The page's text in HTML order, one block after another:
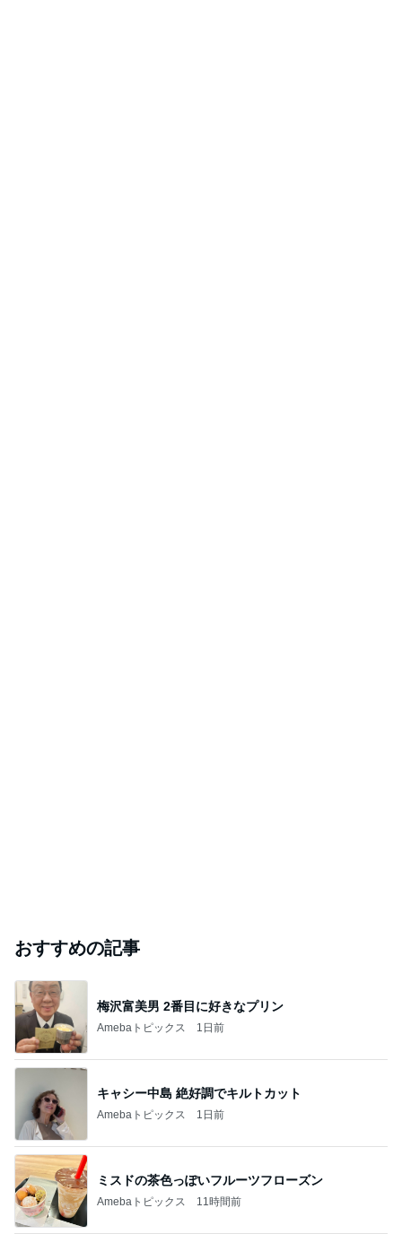
おすすめの記事
梅沢富美男 2番目に好きなプリン
Amebaトピックス 1日前
キャシー中島 絶好調でキルトカット
Amebaトピックス 1日前
ミスドの茶色っぽいフルーツフローズン
Amebaトピックス 11時間前